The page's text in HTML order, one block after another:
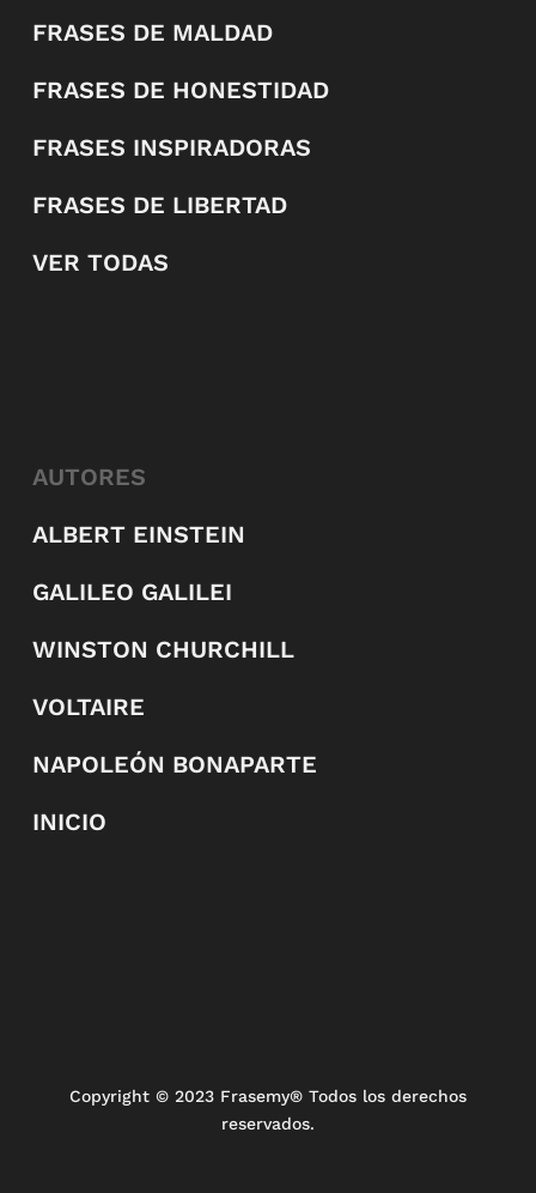
FRASES DE MALDAD
FRASES DE HONESTIDAD
FRASES INSPIRADORAS
FRASES DE LIBERTAD
VER TODAS
AUTORES
ALBERT EINSTEIN
GALILEO GALILEI
WINSTON CHURCHILL
VOLTAIRE
NAPOLEÓN BONAPARTE
INICIO
Copyright © 2023 Frasemy® Todos los derechos
reservados.